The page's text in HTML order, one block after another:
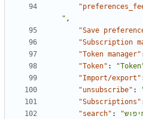
" ,
"Save
"Subscription
"Token manager"
"Token" :
"Import/export"
"unsubscribe" :
"Subscriptions"
"search" :